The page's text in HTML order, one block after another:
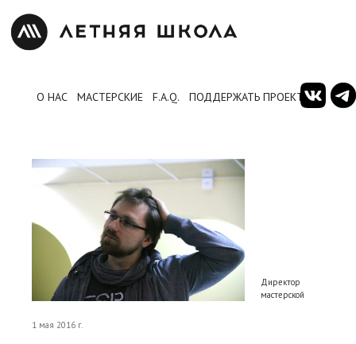
О НАС МАСТЕРСКИЕ F.A.Q. ПОДДЕРЖАТЬ ПРОЕКТ
Директор
мастерской
1 мая 2016 г.